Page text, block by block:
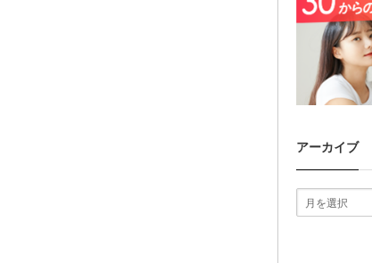
アーカイブ